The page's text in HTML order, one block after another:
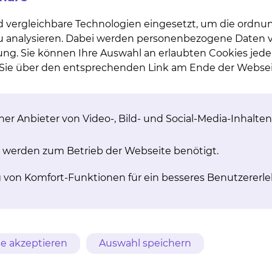
Patienten, die zuvor in der Medizinischen Klinik V -
Klinikum Braunschweig gGmbH,
sind bei der Abrechnung anzugeben.
32030, 32056, 32057, 32060, 32061, 32062, 32063,
während der Laufzeit der Ermächtigung bei der
an zugelassene Vertragsärzte und MVZ
im Rahmen ihrer Ermächtigung auf Übeweisung
vergleichbare Technologien eingesetzt, um die
Dabei werden personenbezogene Daten
Sie können Ihre Auswahl an erlaubten Cookies
über den entsprechenden Link am Ende der
Anbieter von Video-, Bild- und Social-Media-
werden zum Betrieb der Webseite benötigt.
Komfort-Funktionen für ein besseres
akzeptieren Auswahl speichern